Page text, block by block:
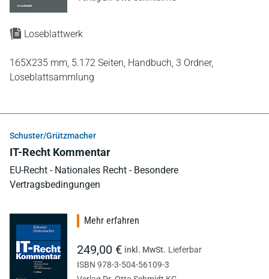
Loseblattwerk
165X235 mm, 5.172 Seiten, Handbuch, 3 Ordner,
Loseblattsammlung
Schuster/Grützmacher
IT-Recht Kommentar
EU-Recht - Nationales Recht - Besondere
Vertragsbedingungen
Mehr erfahren
249,00 € inkl. MwSt. Lieferbar
ISBN 978-3-504-56109-3